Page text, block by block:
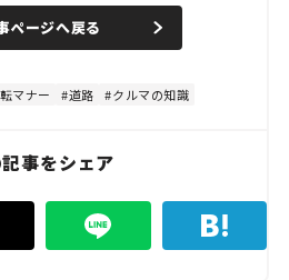
n
e
d
8
%
ページへ戻る
マナー 道路 クルマの知識
事をシェア